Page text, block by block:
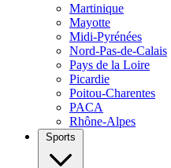
Martinique
Mayotte
Midi-Pyrénées
Nord-Pas-de-Calais
Pays de la Loire
Picardie
Poitou-Charentes
PACA
Rhône-Alpes
Sports